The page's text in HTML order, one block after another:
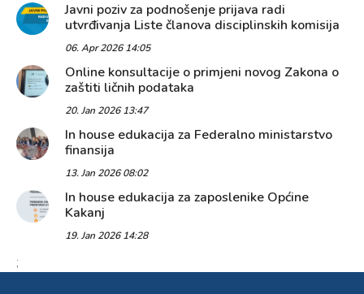
Javni poziv za podnošenje prijava radi
utvrđivanja Liste članova disciplinskih komisija
06. Apr 2026 14:05
Online konsultacije o primjeni novog Zakona o
zaštiti ličnih podataka
20. Jan 2026 13:47
In house edukacija za Federalno ministarstvo
finansija
13. Jan 2026 08:02
In house edukacija za zaposlenike Općine
Kakanj
19. Jan 2026 14:28
;